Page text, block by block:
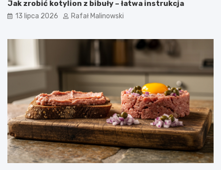
Jak zrobić kotylion z bibuły – łatwa instrukcja
13 lipca 2026 Rafał Malinowski